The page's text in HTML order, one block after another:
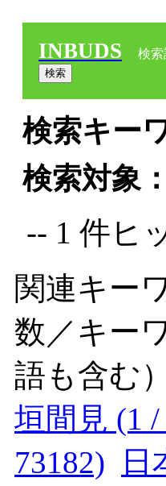
INBUDS 検索
検索キー
検索対象
-- 1 件ヒ
関連キー
数／キー
語も含む
垣間見 (1 /
73182)
日